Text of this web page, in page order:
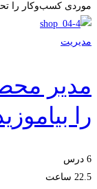
موردی کسب‌وکار را
مدیریت
مدیر
را
6 درس
22.5 ساعت